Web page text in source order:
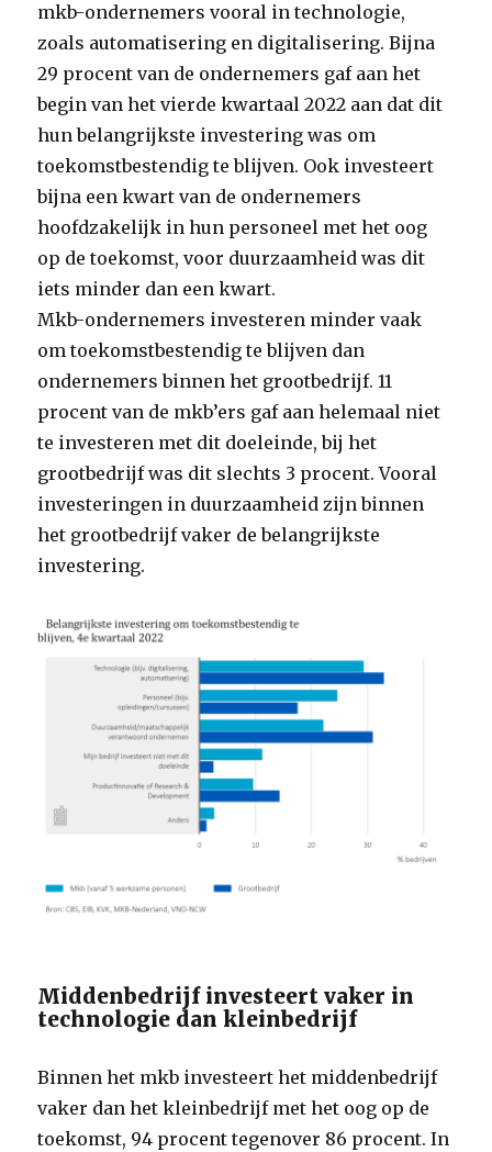
mkb-ondernemers vooral in technologie,
zoals automatisering en digitalisering. Bijna
29 procent van de ondernemers gaf aan het
begin van het vierde kwartaal 2022 aan dat dit
hun belangrijkste investering was om
toekomstbestendig te blijven. Ook investeert
bijna een kwart van de ondernemers
hoofdzakelijk in hun personeel met het oog
op de toekomst, voor duurzaamheid was dit
iets minder dan een kwart.
Mkb-ondernemers investeren minder vaak
om toekomstbestendig te blijven dan
ondernemers binnen het grootbedrijf. 11
procent van de mkb’ers gaf aan helemaal niet
te investeren met dit doeleinde, bij het
grootbedrijf was dit slechts 3 procent. Vooral
investeringen in duurzaamheid zijn binnen
het grootbedrijf vaker de belangrijkste
investering.
Middenbedrijf investeert vaker in
technologie dan kleinbedrijf
Binnen het mkb investeert het middenbedrijf
vaker dan het kleinbedrijf met het oog op de
toekomst, 94 procent tegenover 86 procent. In